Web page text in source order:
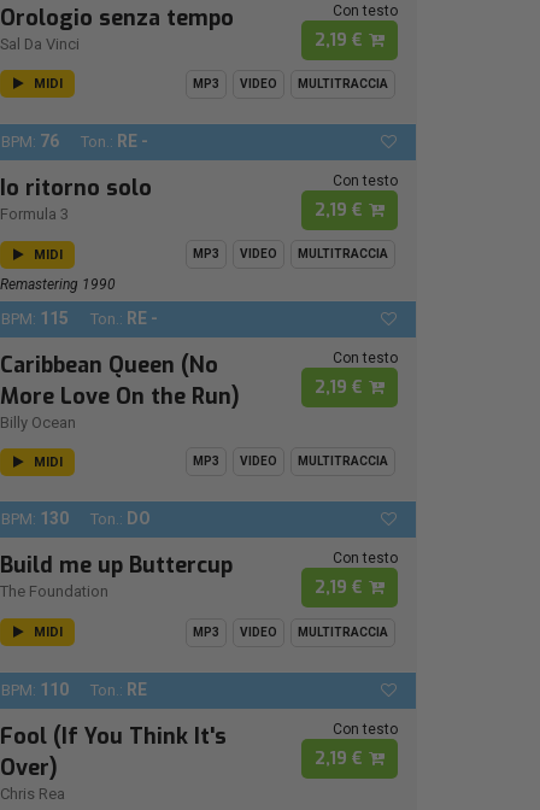
Orologio senza tempo
Sal Da Vinci
Con testo
2,19 €
MIDI MP3 VIDEO MULTITRACCIA
BPM: 76 Ton.: RE -
Io ritorno solo
Formula 3
Con testo
2,19 €
MIDI MP3 VIDEO MULTITRACCIA
Remastering 1990
BPM: 115 Ton.: RE -
Caribbean Queen (No
More Love On the Run)
Billy Ocean
Con testo
2,19 €
MIDI MP3 VIDEO MULTITRACCIA
BPM: 130 Ton.: DO
Build me up Buttercup
The Foundation
Con testo
2,19 €
MIDI MP3 VIDEO MULTITRACCIA
BPM: 110 Ton.: RE
Fool (If You Think It's
Over)
Chris Rea
Con testo
2,19 €